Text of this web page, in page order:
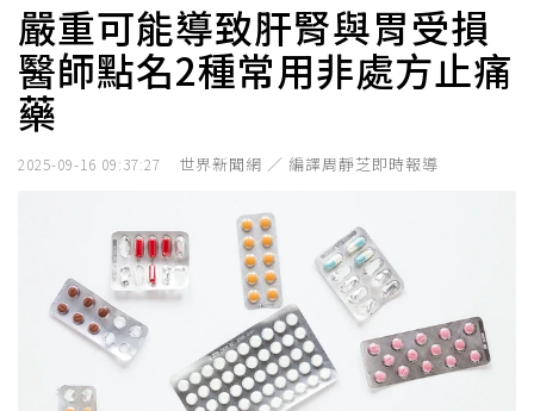
嚴重可能導致肝腎與胃受損
醫師點名2種常用非處方止痛
藥
2025-09-16 09:37:27 世界新聞網 ／ 編譯周靜芝即時報導